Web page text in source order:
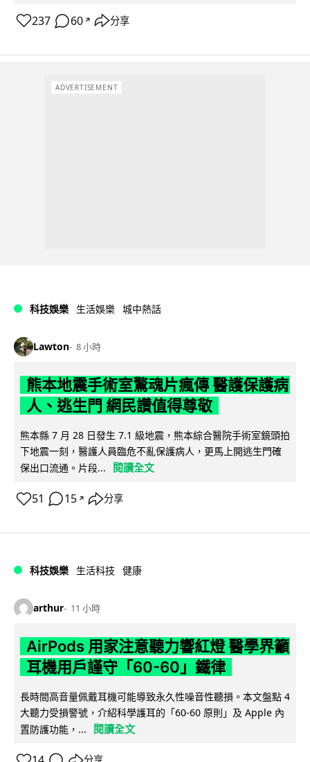
237 60 ↗ 分享
ADVERTISEMENT
科技娛樂 生活娛樂 城中熱話
Lawton 8 小時
熊本地震手術室驚魂片瘋傳 醫護保護病
人、逃生門 網民讚值得尊敬
熊本縣 7 月 28 日發生 7.1 級地震，熊本綜合醫院手術室鏡頭拍
下地震一刻，醫護人員臨危不亂保護病人，更馬上開逃生門確
保出口流通。片段...
閱讀全文
51 15 ↗ 分享
科技娛樂 生活科技 健康
arthur 11 小時
AirPods 用家注意聽力響紅燈 醫學界籲
耳機用戶謹守「60-60」鐵律
長時間高音量佩戴耳機可能導致永久性噪音性聽損。本文盤點 4
大聽力受損警號，介紹科學護耳的「60-60 原則」及 Apple 內
置防護功能，...
閱讀全文